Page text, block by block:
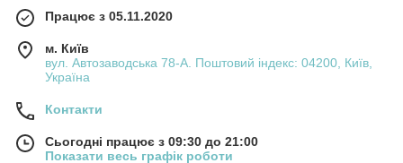
Працює з 05.11.2020
м. Київ
вул. Автозаводська 78-А. Поштовий індекс: 04200, Київ,
Україна
Контакти
Сьогодні працює з 09:30 до 21:00
Показати весь графік роботи